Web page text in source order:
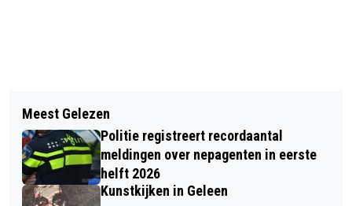
OPLETTEN GEBLAZEN: VALS GELD IN
OMLOOP
FELICITATIES VOOR COFFEE MUNDO,
MAKER VAN EEN HEMELSE BAK
KOFFIE
Meest Gelezen
Politie registreert recordaantal
meldingen over nepagenten in eerste
helft 2026
Kunstkijken in Geleen